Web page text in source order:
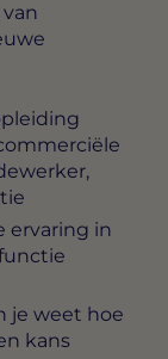
ervaring in
je weet hoe
kans